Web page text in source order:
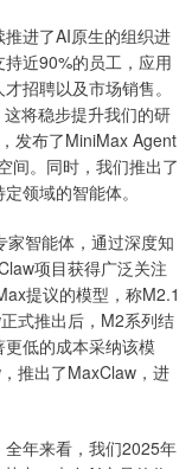
进了AI原生的组织进
近90%的员工，应用
招聘以及市场销售。
将稳步提升我们的研
发布了MiniMax Agent
间。同时，我们推出了
领域的智能体。
智能体，通过深度知
项目获得广泛关注
提议的模型，称M2.1
式推出后，M2系列结
低的成本采纳该模
推出了MaxClaw，进
年来看，我们2025年